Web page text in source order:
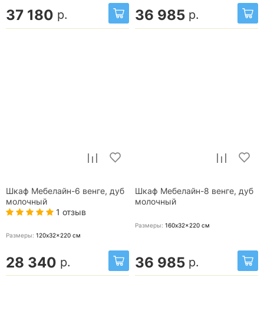
37 180 р. 36 985 р.
Шкаф Мебелайн-6 венге, дуб
молочный
1 отзыв
Размеры: 120x32x220 см
28 340 р.
Шкаф Мебелайн-8 венге, дуб
молочный
Размеры: 160x32x220 см
36 985 р.